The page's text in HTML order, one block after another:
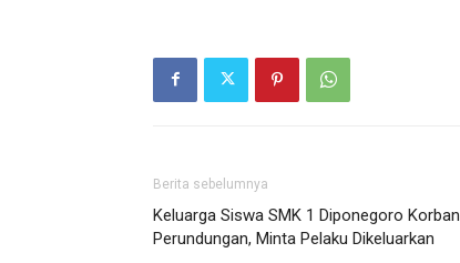
Berita sebelumnya
Keluarga Siswa SMK 1 Diponegoro Korban
Perundungan, Minta Pelaku Dikeluarkan